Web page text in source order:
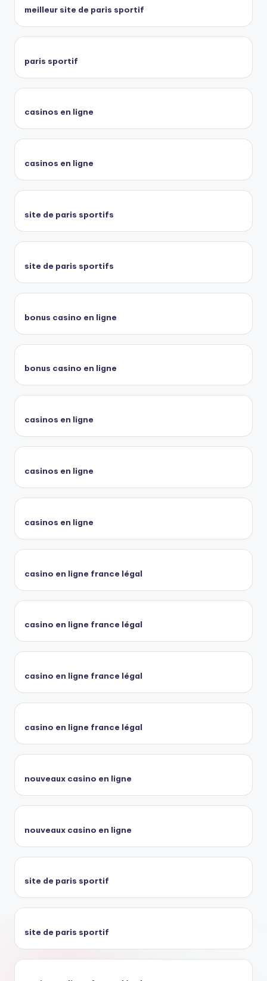
meilleur site de paris sportif
paris sportif
casinos en ligne
casinos en ligne
site de paris sportifs
site de paris sportifs
bonus casino en ligne
bonus casino en ligne
casinos en ligne
casinos en ligne
casinos en ligne
casino en ligne france légal
casino en ligne france légal
casino en ligne france légal
casino en ligne france légal
nouveaux casino en ligne
nouveaux casino en ligne
site de paris sportif
site de paris sportif